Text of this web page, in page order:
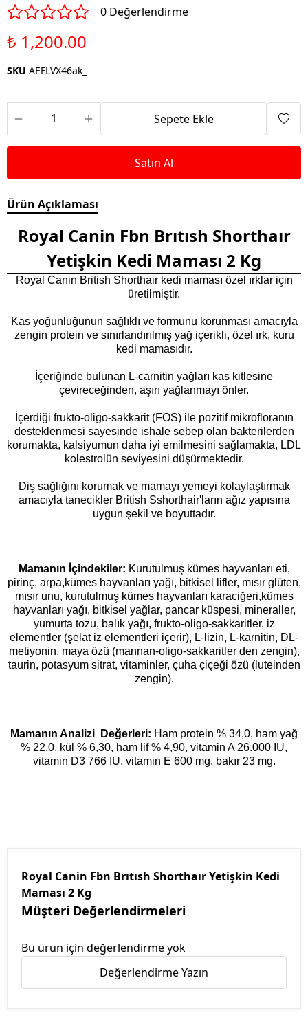
0 Değerlendirme
₺ 1,200.00
SKU AEFLVX46ak_
Sepete Ekle
Satın Al
Ürün Açıklaması
Royal Canin Fbn Brıtısh Shorthaır
Yetişkin Kedi Maması 2 Kg
Royal Canin British Shorthair kedi maması özel ırklar için
üretilmiştir.
Kas yoğunluğunun sağlıklı ve formunu korunması amacıyla
zengin protein ve sınırlandırılmış yağ içerikli, özel ırk, kuru
kedi mamasıdır.
İçeriğinde bulunan L-carnitin yağları kas kitlesine
çevireceğinden, aşırı yağlanmayı önler.
İçerdiği frukto-oligo-sakkarit (FOS) ile pozitif mikrofloranın
desteklenmesi sayesinde ishale sebep olan bakterilerden
korumakta, kalsiyumun daha iyi emilmesini sağlamakta, LDL
kolestrolün seviyesini düşürmektedir.
Diş sağlığını korumak ve mamayı yemeyi kolaylaştırmak
amacıyla tanecikler British Sshorthair'ların ağız yapısına
uygun şekil ve boyuttadır.
Mamanın İçindekiler: Kurutulmuş kümes hayvanları eti,
pirinç, arpa,kümes hayvanları yağı, bitkisel lifler, mısır glüten,
mısır unu, kurutulmuş kümes hayvanları karaciğeri,kümes
hayvanları yağı, bitkisel yağlar, pancar küspesi, mineraller,
yumurta tozu, balık yağı, frukto-oligo-sakkaritler, iz
elementler (şelat iz elementleri içerir), L-lizin, L-karnitin, DL-
metiyonin, maya özü (mannan-oligo-sakkaritler den zengin),
taurin, potasyum sitrat, vitaminler, çuha çiçeği özü (luteinden
zengin).
Mamanın Analizi Değerleri: Ham protein % 34,0, ham yağ
% 22,0, kül % 6,30, ham lif % 4,90, vitamin A 26.000 IU,
vitamin D3 766 IU, vitamin E 600 mg, bakır 23 mg.
Royal Canin Fbn Brıtısh Shorthaır Yetişkin Kedi
Maması 2 Kg
Müşteri Değerlendirmeleri
Bu ürün için değerlendirme yok
Değerlendirme Yazın